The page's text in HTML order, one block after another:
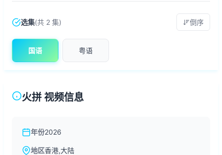
选集(共 2 集) 倒序
国语 粤语
火拼 视频信息
年份2026
地区香港,大陆